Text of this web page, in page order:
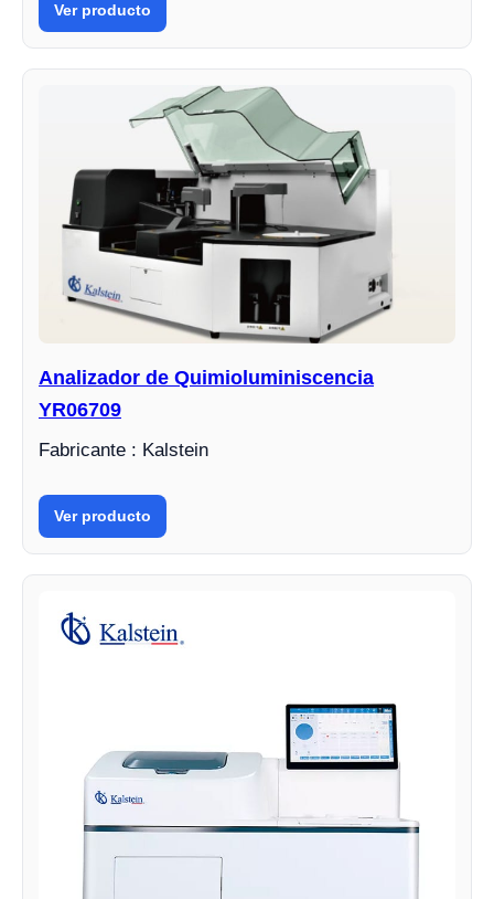
Ver producto
Analizador de Quimioluminiscencia
YR06709
Fabricante : Kalstein
Ver producto